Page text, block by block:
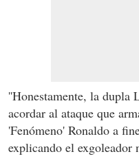
''Honestamente, la dupla
acordar al ataque que
'Fenómeno' Ronaldo a
explicando el exgoleador